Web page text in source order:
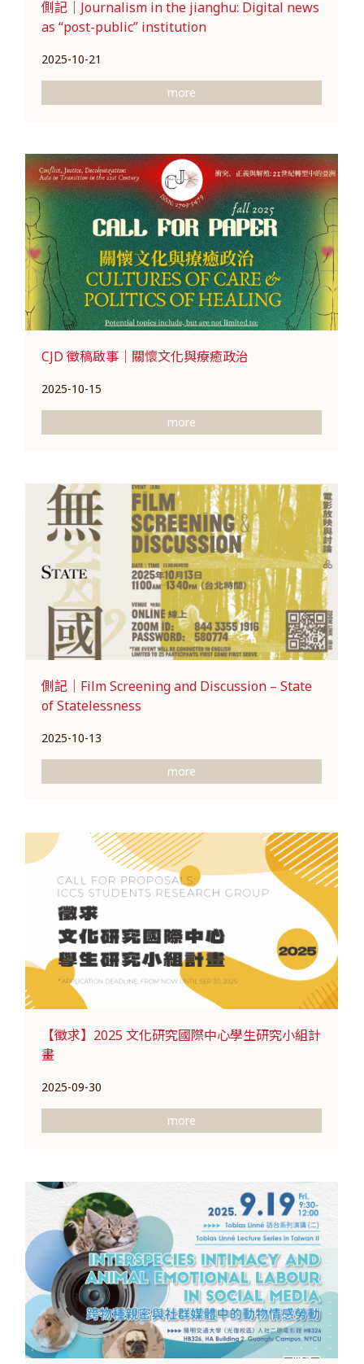
側記｜Journalism in the jianghu: Digital news
as “post-public” institution
2025-10-21
more
CJD 徵稿啟事｜關懷文化與療癒政治
2025-10-15
more
側記｜Film Screening and Discussion – State
of Statelessness
2025-10-13
more
【徵求】2025 文化研究國際中心學生研究小組計
畫
2025-09-30
more